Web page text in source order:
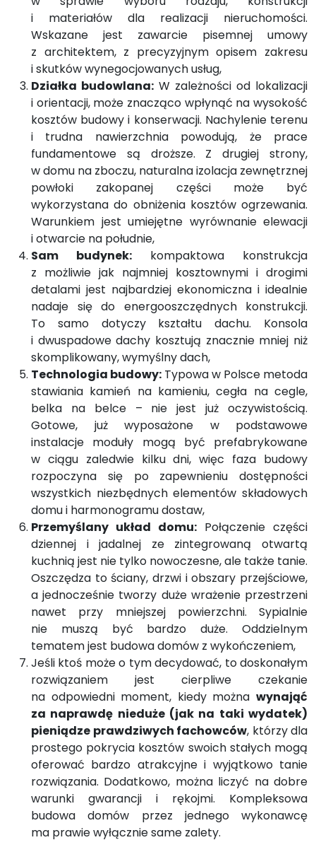
i materiałów dla realizacji nieruchomości.
Wskazane jest zawarcie pisemnej umowy
z architektem, z precyzyjnym opisem zakresu
i skutków wynegocjowanych usług,
Działka budowlana: W zależności od lokalizacji
i orientacji, może znacząco wpłynąć na wysokość
kosztów budowy i konserwacji. Nachylenie terenu
i trudna nawierzchnia powodują, że prace
fundamentowe są droższe. Z drugiej strony,
w domu na zboczu, naturalna izolacja zewnętrznej
powłoki zakopanej części może być
wykorzystana do obniżenia kosztów ogrzewania.
Warunkiem jest umiejętne wyrównanie elewacji
i otwarcie na południe,
Sam budynek: kompaktowa konstrukcja
z możliwie jak najmniej kosztownymi i drogimi
detalami jest najbardziej ekonomiczna i idealnie
nadaje się do energooszczędnych konstrukcji.
To samo dotyczy kształtu dachu. Konsola
i dwuspadowe dachy kosztują znacznie mniej niż
skomplikowany, wymyślny dach,
Technologia budowy: Typowa w Polsce metoda
stawiania kamień na kamieniu, cegła na cegle,
belka na belce – nie jest już oczywistością.
Gotowe, już wyposażone w podstawowe
instalacje moduły mogą być prefabrykowane
w ciągu zaledwie kilku dni, więc faza budowy
rozpoczyna się po zapewnieniu dostępności
wszystkich niezbędnych elementów składowych
domu i harmonogramu dostaw,
Przemyślany układ domu: Połączenie części
dziennej i jadalnej ze zintegrowaną otwartą
kuchnią jest nie tylko nowoczesne, ale także tanie.
Oszczędza to ściany, drzwi i obszary przejściowe,
a jednocześnie tworzy duże wrażenie przestrzeni
nawet przy mniejszej powierzchni. Sypialnie
nie muszą być bardzo duże. Oddzielnym
tematem jest budowa domów z wykończeniem,
Jeśli ktoś może o tym decydować, to doskonałym
rozwiązaniem jest cierpliwe czekanie
na odpowiedni moment, kiedy można wynająć
za naprawdę nieduże (jak na taki wydatek)
pieniądze prawdziwych fachowców, którzy dla
prostego pokrycia kosztów swoich stałych mogą
oferować bardzo atrakcyjne i wyjątkowo tanie
rozwiązania. Dodatkowo, można liczyć na dobre
warunki gwarancji i rękojmi. Kompleksowa
budowa domów przez jednego wykonawcę
ma prawie wyłącznie same zalety.